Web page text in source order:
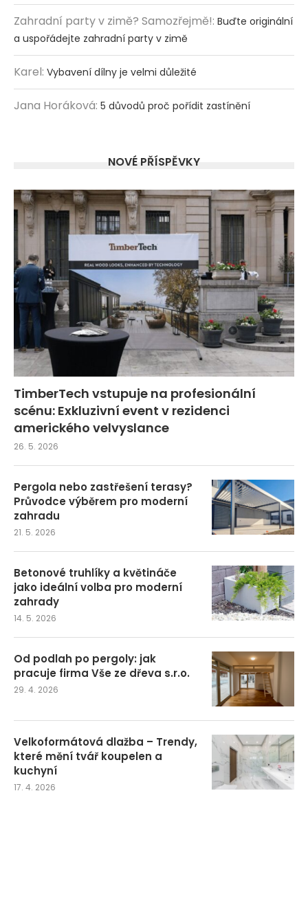
Zahradní party v zimě? Samozřejmě!: Buďte originální
a uspořádejte zahradní party v zimě
Karel: Vybavení dílny je velmi důležité
Jana Horáková: 5 důvodů proč pořídit zastínění
NOVÉ PŘÍSPĚVKY
TimberTech vstupuje na profesionální
scénu: Exkluzivní event v rezidenci
amerického velvyslance
26. 5. 2026
Pergola nebo zastřešení terasy?
Průvodce výběrem pro moderní
zahradu
21. 5. 2026
Betonové truhlíky a květináče
jako ideální volba pro moderní
zahrady
14. 5. 2026
Od podlah po pergoly: jak
pracuje firma Vše ze dřeva s.r.o.
29. 4. 2026
Velkoformátová dlažba – Trendy,
které mění tvář koupelen a
kuchyní
17. 4. 2026